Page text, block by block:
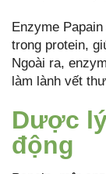
Enzyme
trong protein,
Ngoài ra,
làm lành vết
Dược
động